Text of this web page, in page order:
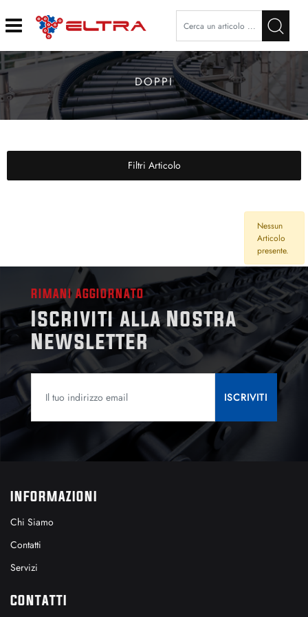
Open
DOPPI
Filtri Articolo
Nessun
Articolo
presente.
RIMANI AGGIORNATO
Iscriviti alla Nostra
Newsletter
INFORMAZIONI
Chi Siamo
Contatti
Servizi
CONTATTI